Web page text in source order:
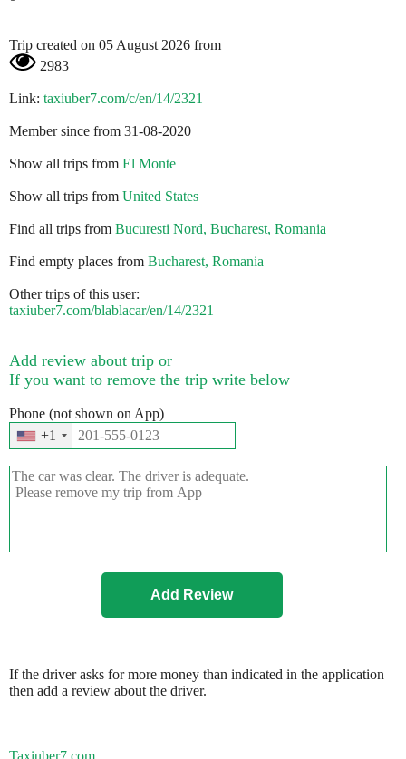
Trip created on 05 August 2026 from
2983
Link: taxiuber7.com/c/en/14/2321
Member since from 31-08-2020
Show all trips from El Monte
Show all trips from United States
Find all trips from Bucuresti Nord, Bucharest, Romania
Find empty places from Bucharest, Romania
Other trips of this user:
taxiuber7.com/blablacar/en/14/2321
Add review about trip or
If you want to remove the trip write below
Phone (not shown on App)
+1
If the driver asks for more money than indicated in the application
then add a review about the driver.